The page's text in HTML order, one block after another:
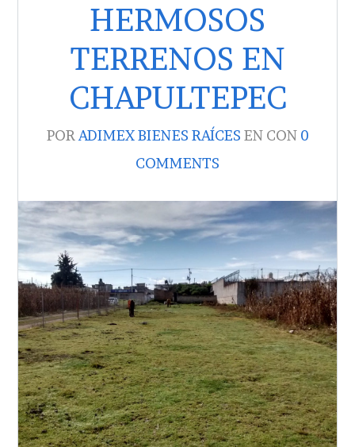
HERMOSOS
TERRENOS EN
CHAPULTEPEC
POR ADIMEX BIENES RAÍCES EN CON 0
COMMENTS